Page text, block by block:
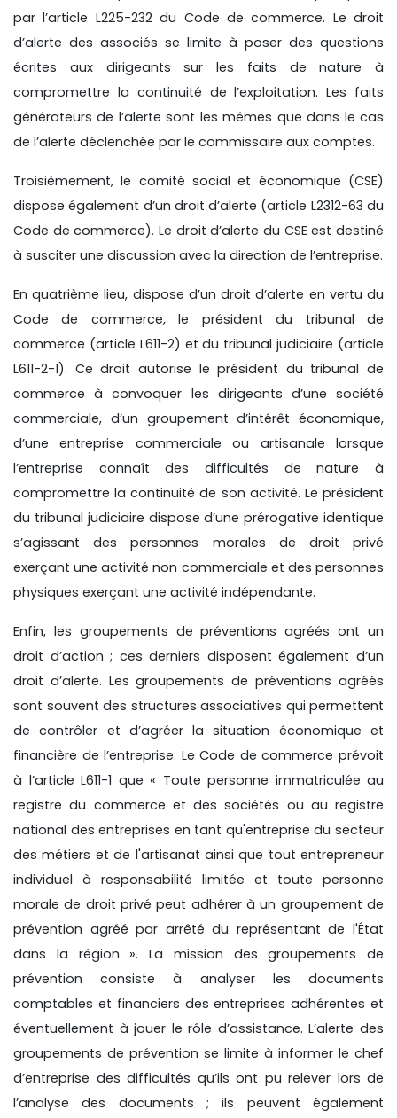
par l’article L225-232 du Code de commerce. Le droit
d’alerte des associés se limite à poser des questions
écrites aux dirigeants sur les faits de nature à
compromettre la continuité de l’exploitation. Les faits
générateurs de l’alerte sont les mêmes que dans le cas
de l’alerte déclenchée par le commissaire aux comptes.
Troisièmement, le comité social et économique (CSE)
dispose également d’un droit d’alerte (article L2312-63 du
Code de commerce). Le droit d’alerte du CSE est destiné
à susciter une discussion avec la direction de l’entreprise.
En quatrième lieu, dispose d’un droit d’alerte en vertu du
Code de commerce, le président du tribunal de
commerce (article L611-2) et du tribunal judiciaire (article
L611-2-1). Ce droit autorise le président du tribunal de
commerce à convoquer les dirigeants d’une société
commerciale, d’un groupement d’intérêt économique,
d’une entreprise commerciale ou artisanale lorsque
l’entreprise connaît des difficultés de nature à
compromettre la continuité de son activité. Le président
du tribunal judiciaire dispose d’une prérogative identique
s’agissant des personnes morales de droit privé
exerçant une activité non commerciale et des personnes
physiques exerçant une activité indépendante.
Enfin, les groupements de préventions agréés ont un
droit d’action ; ces derniers disposent également d’un
droit d’alerte. Les groupements de préventions agréés
sont souvent des structures associatives qui permettent
de contrôler et d’agréer la situation économique et
financière de l’entreprise. Le Code de commerce prévoit
à l’article L611-1 que « Toute personne immatriculée au
registre du commerce et des sociétés ou au registre
national des entreprises en tant qu'entreprise du secteur
des métiers et de l'artisanat ainsi que tout entrepreneur
individuel à responsabilité limitée et toute personne
morale de droit privé peut adhérer à un groupement de
prévention agréé par arrêté du représentant de l'État
dans la région ». La mission des groupements de
prévention consiste à analyser les documents
comptables et financiers des entreprises adhérentes et
éventuellement à jouer le rôle d’assistance. L’alerte des
groupements de prévention se limite à informer le chef
d’entreprise des difficultés qu’ils ont pu relever lors de
l’analyse des documents ; ils peuvent également